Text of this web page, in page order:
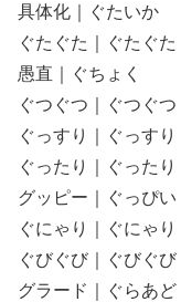
具体化｜ぐたいか
ぐたぐた｜ぐたぐた
愚直｜ぐちょく
ぐつぐつ｜ぐつぐつ
ぐっすり｜ぐっすり
ぐったり｜ぐったり
グッピー｜ぐっぴい
ぐにゃり｜ぐにゃり
ぐびぐび｜ぐびぐび
グラード｜ぐらあど